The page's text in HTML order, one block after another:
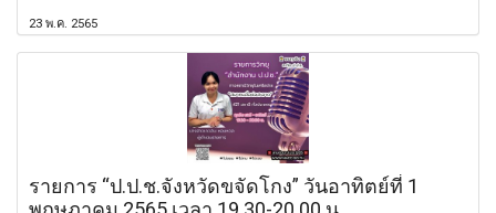
23 พ.ค. 2565
รายการ “ป.ป.ช.จังหวัดขจัดโกง” วันอาทิตย์ที่ 1